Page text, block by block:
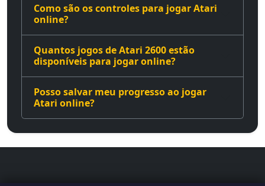
Como são os controles para jogar Atari
online?
Quantos jogos de Atari 2600 estão
disponíveis para jogar online?
Posso salvar meu progresso ao jogar
Atari online?